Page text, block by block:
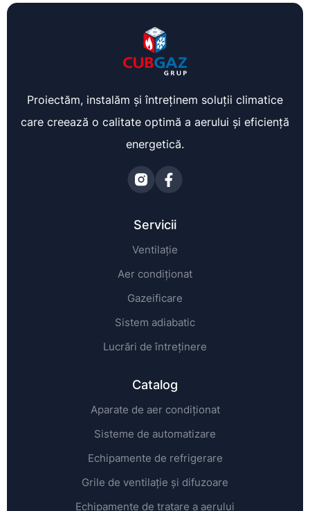
Proiectăm, instalăm și întreținem soluții climatice
care creează o calitate optimă a aerului și eficiență
energetică.
Servicii
Ventilație
Aer condiționat
Gazeificare
Sistem adiabatic
Lucrări de întreținere
Catalog
Aparate de aer condiționat
Sisteme de automatizare
Echipamente de refrigerare
Grile de ventilație și difuzoare
Echipamente de tratare a aerului